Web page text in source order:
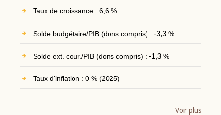
Taux de croissance : 6,6 %
Solde budgétaire/PIB (dons compris) : -3,3%
Solde ext. cour./PIB (dons compris) : -1,3%
Taux d'inflation : 0 % (2025)
Voir plus